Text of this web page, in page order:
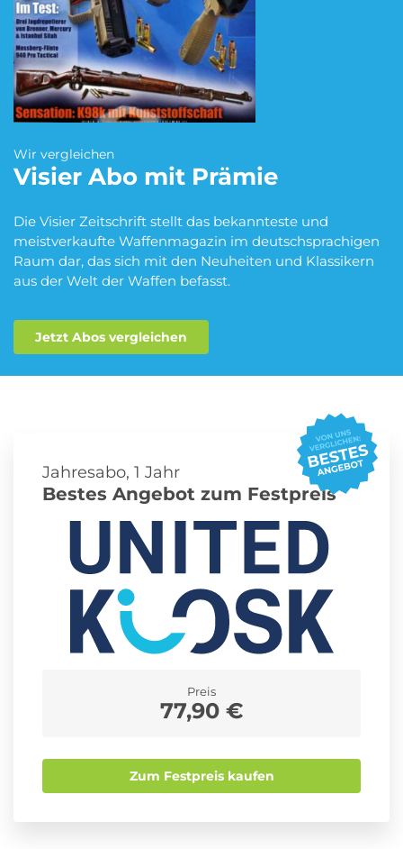
Blumen Abo Dating App Abo
eBook Abo
Musik-Streaming Abo Pay TV Abo
Schmuck Abo
Sprachlern App Abo Streaming Abo
Süßigkeiten Abo Zeitschriften Abo
News
Wir vergleichen
Visier Abo mit Prämie
Die Visier Zeitschrift stellt das bekannteste und
meistverkaufte Waffenmagazin im deutschsprachigen
Raum dar, das sich mit den Neuheiten und Klassikern
aus der Welt der Waffen befasst.
Jetzt Abos vergleichen
Jahresabo, 1 Jahr
Bestes Angebot zum Festpreis
Preis
77,90 €
Zum Festpreis kaufen